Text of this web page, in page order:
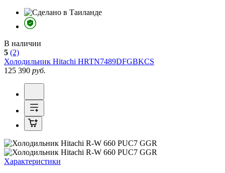
В наличии
5 (2)
Холодильник Hitachi HRTN7489DFGBKCS
125 390 руб.
Характеристики